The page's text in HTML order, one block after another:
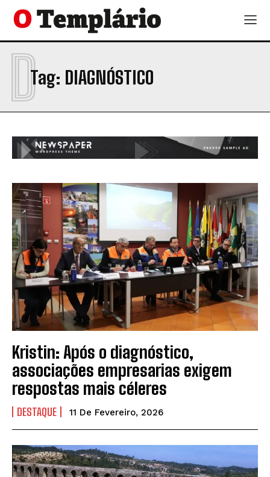
Tag: DIAGNÓSTICO
D
Kristin: Após o diagnóstico,
associações empresarias exigem
respostas mais céleres
DESTAQUE 11 De Fevereiro, 2026